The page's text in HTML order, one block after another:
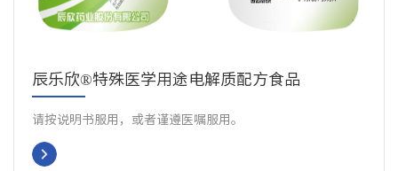
辰乐欣®特殊医学用途电解质配方食品
请按说明书服用，或者谨遵医嘱服用。